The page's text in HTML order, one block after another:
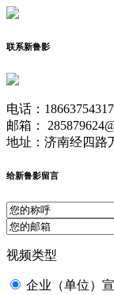
联系新鲁影
电话：
邮箱：
地址：济南经四路
给新鲁影留言
视频类型
企业（单位）